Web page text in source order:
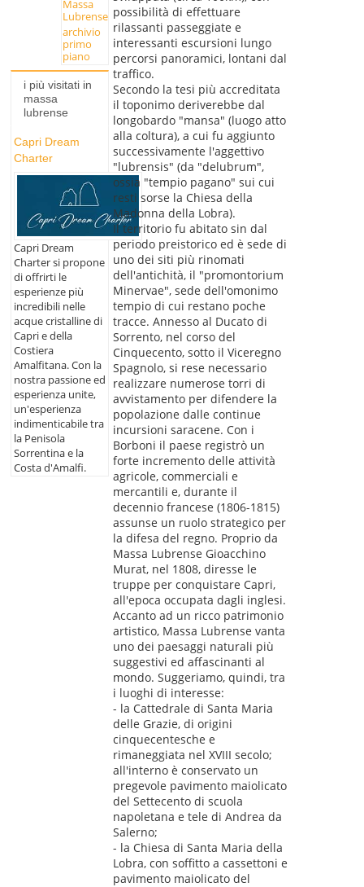
Massa
Lubrense
archivio
primo
piano
i più visitati in
massa
lubrense
Capri Dream
Charter
Capri Dream
Charter si propone
di offrirti le
esperienze più
incredibili nelle
acque cristalline di
Capri e della
Costiera
Amalfitana. Con la
nostra passione ed
esperienza unite,
un'esperienza
indimenticabile tra
la Penisola
Sorrentina e la
Costa d'Amalfi.
possibilità di effettuare
rilassanti passeggiate e
interessanti escursioni lungo
percorsi panoramici, lontani dal
traffico.
Secondo la tesi più accreditata
il toponimo deriverebbe dal
longobardo "mansa" (luogo atto
alla coltura), a cui fu aggiunto
successivamente l'aggettivo
"lubrensis" (da "delubrum",
ossia "tempio pagano" sui cui
resti sorse la Chiesa della
Madonna della Lobra).
Il territorio fu abitato sin dal
periodo preistorico ed è sede di
uno dei siti più rinomati
dell'antichità, il "promontorium
Minervae", sede dell'omonimo
tempio di cui restano poche
tracce. Annesso al Ducato di
Sorrento, nel corso del
Cinquecento, sotto il Viceregno
Spagnolo, si rese necessario
realizzare numerose torri di
avvistamento per difendere la
popolazione dalle continue
incursioni saracene. Con i
Borboni il paese registrò un
forte incremento delle attività
agricole, commerciali e
mercantili e, durante il
decennio francese (1806-1815)
assunse un ruolo strategico per
la difesa del regno. Proprio da
Massa Lubrense Gioacchino
Murat, nel 1808, diresse le
truppe per conquistare Capri,
all'epoca occupata dagli inglesi.
Accanto ad un ricco patrimonio
artistico, Massa Lubrense vanta
uno dei paesaggi naturali più
suggestivi ed affascinanti al
mondo. Suggeriamo, quindi, tra
i luoghi di interesse:
- la Cattedrale di Santa Maria
delle Grazie, di origini
cinquecentesche e
rimaneggiata nel XVIII secolo;
all'interno è conservato un
pregevole pavimento maiolicato
del Settecento di scuola
napoletana e tele di Andrea da
Salerno;
- la Chiesa di Santa Maria della
Lobra, con soffitto a cassettoni e
pavimento maiolicato del